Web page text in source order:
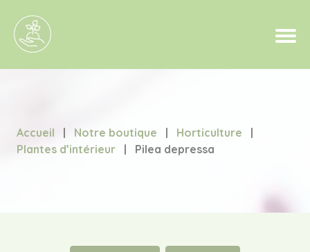
Accueil | Notre boutique | Horticulture
|
Plantes d’intérieur
| Pilea depressa